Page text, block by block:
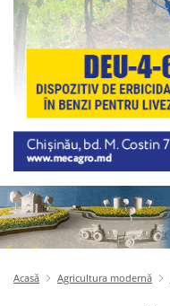
Acasă Agricultura modernă